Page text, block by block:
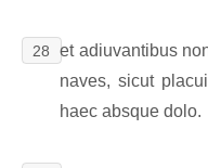
28
et adiuvantibus
naves, sicut
haec absque dolo.